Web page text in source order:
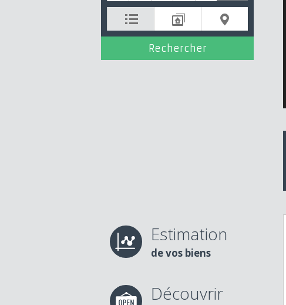
Estimation
de vos biens
Découvrir